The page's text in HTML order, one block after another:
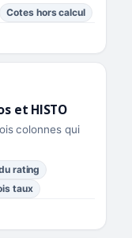
Cotes hors calcul
et HISTO
colonnes qui
rating
taux